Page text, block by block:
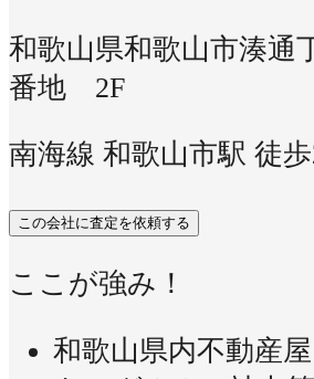
和歌山県和歌山市湊通
番地 2F
南海線 和歌山市駅 徒
この会社に査定を依頼する
ここが強み！
和歌山県内不動産